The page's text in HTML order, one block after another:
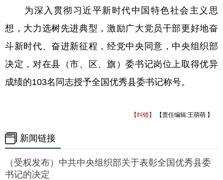
为深入贯彻习近平新时代中国特色社会主义思
想，大力选树先进典型，激励广大党员干部更好地奋
斗新时代、奋进新征程，经党中央同意，中央组织部
决定，对在县（市、区、旗）委书记岗位上取得优异
成绩的103名同志授予全国优秀县委书记称号。
【纠错】 【责任编辑:王萌萌 】
新闻链接
（受权发布）中共中央组织部关于表彰全国优秀县委
书记的决定